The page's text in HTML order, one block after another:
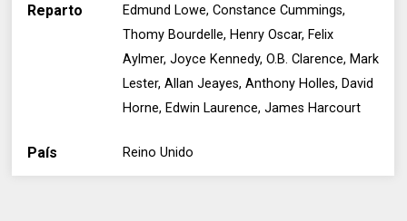
Reparto
Edmund Lowe, Constance Cummings,
Thomy Bourdelle, Henry Oscar, Felix
Aylmer, Joyce Kennedy, O.B. Clarence, Mark
Lester, Allan Jeayes, Anthony Holles, David
Horne, Edwin Laurence, James Harcourt
País Reino Unido